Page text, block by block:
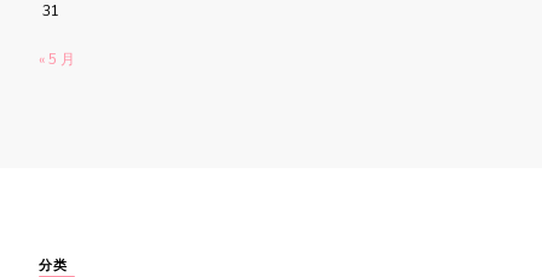
31
« 5 月
分类